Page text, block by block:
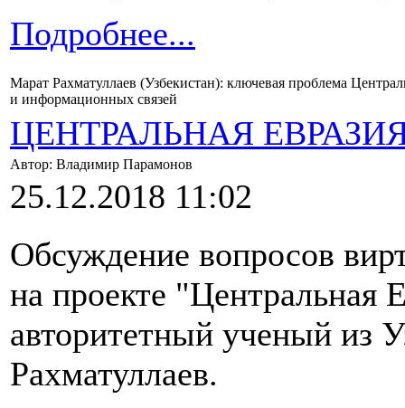
Подробнее...
Марат Рахматуллаев (Узбекистан): ключевая проблема
и информационных связей
ЦЕНТРАЛЬНАЯ
Автор: Владимир Парамонов
25.12.2018 11:02
Обсуждение вопросов
на проекте "Центральная
авторитетный ученый из
Рахматуллаев.